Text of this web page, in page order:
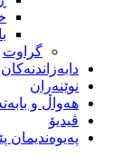
گراوت
دابەزاندنەکان
نوێنەران
هەواڵ و
ڤیدیۆ
پەیوەندیمان